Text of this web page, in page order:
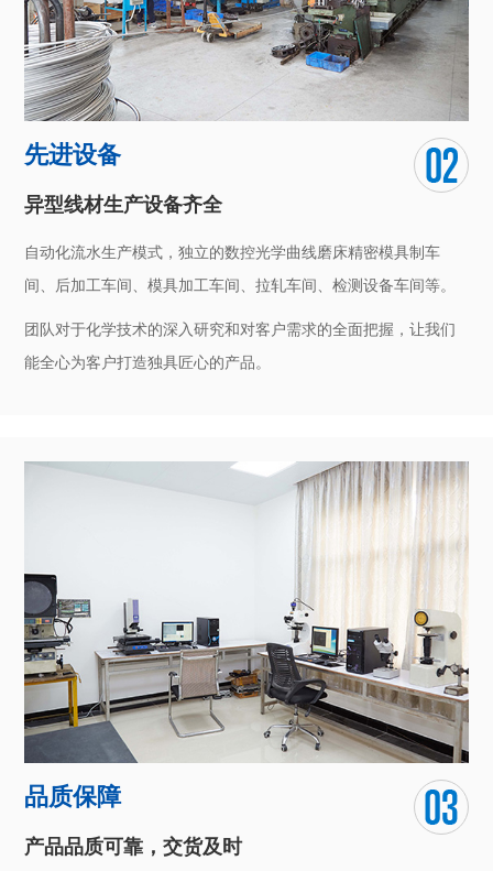
先进设备
自动化流水生产模式，独立的数控光学曲线磨床精密模具制车
间、后加工车间、模具加工车间、拉轧车间、检测设备车间等。
团队对于化学技术的深入研究和对客户需求的全面把握，让我们
能全心为客户打造独具匠心的产品。